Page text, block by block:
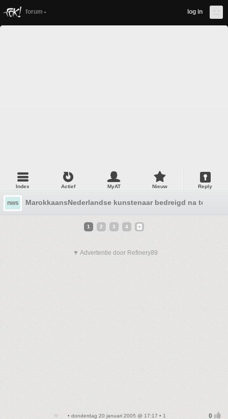
forum log in
Index Actief MyAT Nieuw Reply
nws MarokkaansNederlandse kunstenaar bedreigd na
1 2 3 4
▼ Advertentie door Refinery89
• donderdag 20 januari 2005 @ 17:17 • 1